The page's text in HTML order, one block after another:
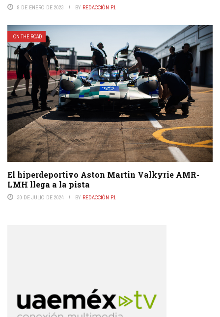
9 DE ENERO DE 2023 BY REDACCIÓN P1
ON THE ROAD
El hiperdeportivo Aston Martin Valkyrie AMR-
LMH llega a la pista
30 DE JULIO DE 2024 BY REDACCIÓN P1